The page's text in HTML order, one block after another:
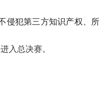
侵犯第三方知识产权、所
入总决赛。